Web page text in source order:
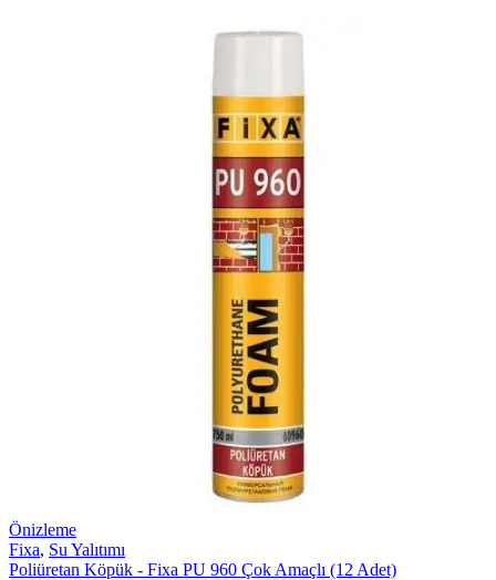
Önizleme
Fixa, Su Yalıtımı
Poliüretan Köpük - Fixa PU 960 Çok Amaçlı (12 Adet)